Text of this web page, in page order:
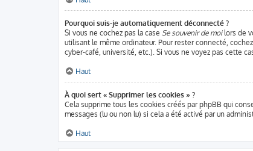
Pourquoi suis-je automatiquement déconnecté ?
Si vous ne cochez pas la case Se souvenir de moilors de
utilisant le même ordinateur. Pour rester connecté,
cyber-café, université, etc.). Si vous ne voyez pas cette
Haut
À quoi sert « Supprimer les cookies » ?
Cela supprime tous les cookies créés par phpBB qui
messages (lu ou non lu) si cela a été activé par un
Haut